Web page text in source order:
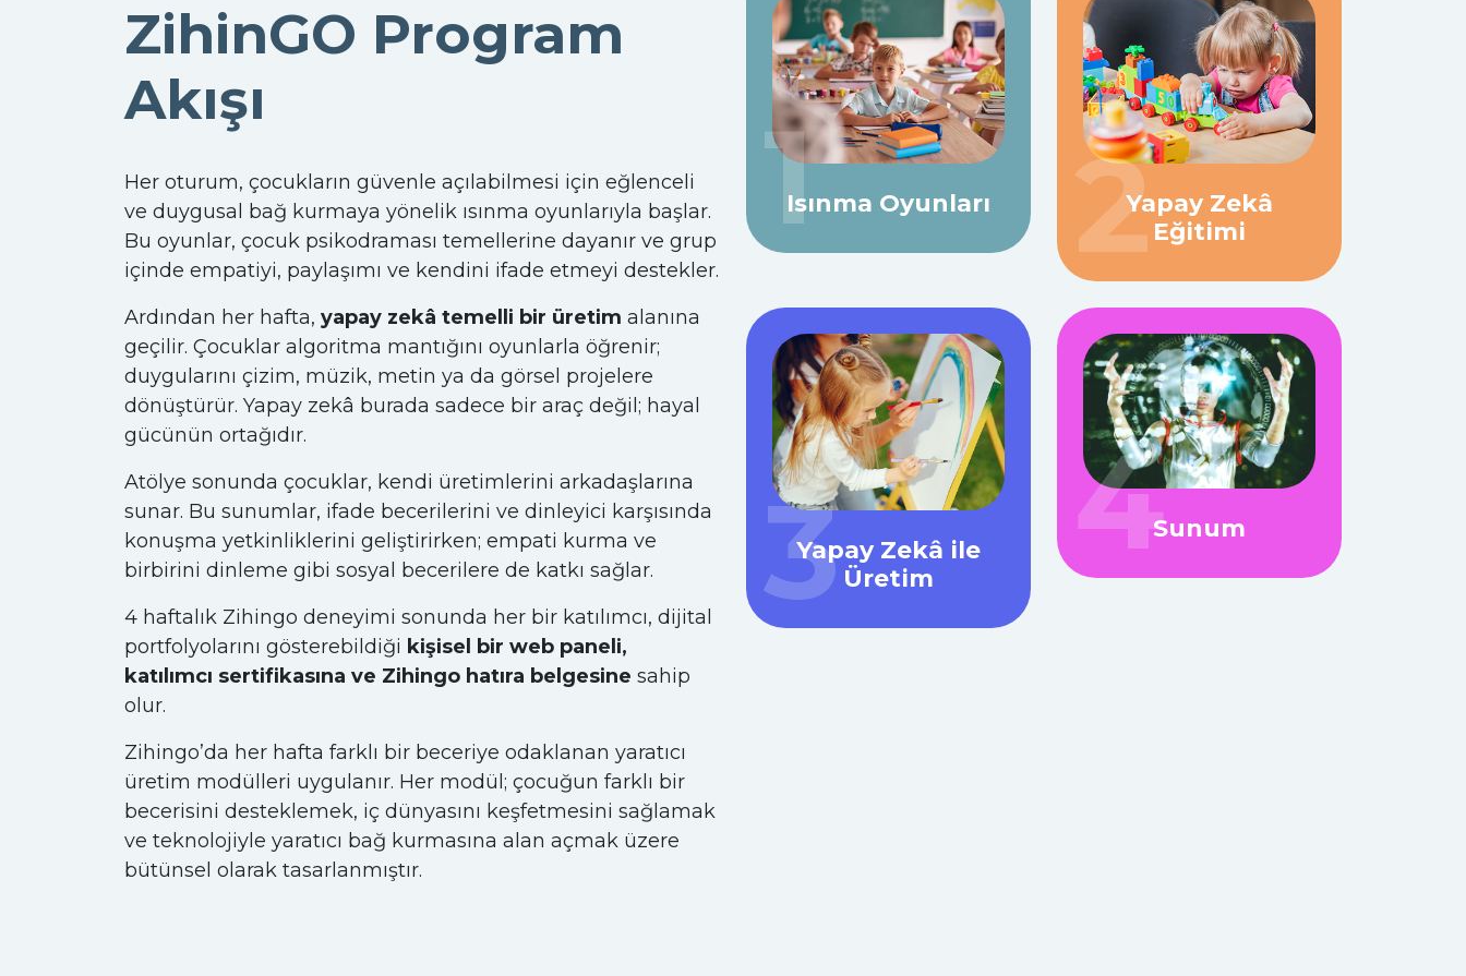
ZihinGO Program
Akışı
Her oturum, çocukların güvenle açılabilmesi için eğlenceli
ve duygusal bağ kurmaya yönelik ısınma oyunlarıyla başlar.
Bu oyunlar, çocuk psikodraması temellerine dayanır ve grup
içinde empatiyi, paylaşımı ve kendini ifade etmeyi destekler.
Ardından her hafta, yapay zekâ temelli bir üretim alanına
geçilir. Çocuklar algoritma mantığını oyunlarla öğrenir;
duygularını çizim, müzik, metin ya da görsel projelere
dönüştürür. Yapay zekâ burada sadece bir araç değil; hayal
gücünün ortağıdır.
Atölye sonunda çocuklar, kendi üretimlerini arkadaşlarına
sunar. Bu sunumlar, ifade becerilerini ve dinleyici karşısında
konuşma yetkinliklerini geliştirirken; empati kurma ve
birbirini dinleme gibi sosyal becerilere de katkı sağlar.
4 haftalık Zihingo deneyimi sonunda her bir katılımcı, dijital
portfolyolarını gösterebildiği kişisel bir web paneli,
katılımcı sertifikasına ve Zihingo hatıra belgesine sahip
olur.
Zihingo’da her hafta farklı bir beceriye odaklanan yaratıcı
üretim modülleri uygulanır. Her modül; çocuğun farklı bir
becerisini desteklemek, iç dünyasını keşfetmesini sağlamak
ve teknolojiyle yaratıcı bağ kurmasına alan açmak üzere
bütünsel olarak tasarlanmıştır.
Isınma Oyunları
1
Yapay Zekâ
Eğitimi
2
Yapay Zekâ ile
Üretim
3 Sunum
4